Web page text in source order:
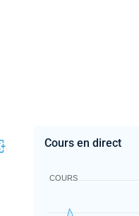
Cours en direct
COURS